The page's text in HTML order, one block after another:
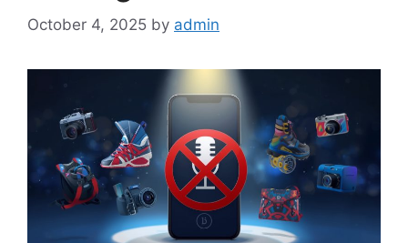
October 4, 2025 by admin